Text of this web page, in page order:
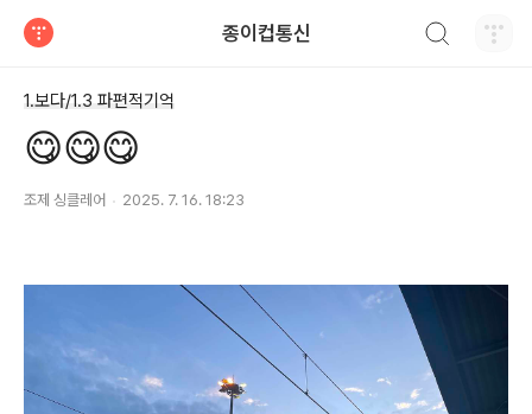
종이컵통신
1.보다/1.3 파편적기억
😋😋😋
조제 싱클레어 2025. 7. 16. 18:23